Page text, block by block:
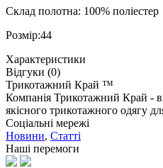
Склад полотна: 100% поліестер
Розмір:44
Характеристики
Відгуки (0)
Трикотажний Край ™
Компанія Трикотажний Край -
якісного трикотажного одягу
Соціальні мережі
Новини, Статті
Наші перемоги